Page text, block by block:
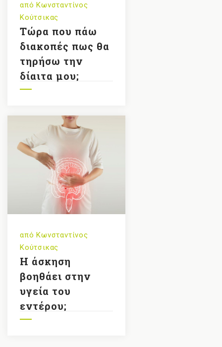
απόΚωνσταντίνος
Κούτσικας
Τώρα που πάω
διακοπές πως θα
τηρήσω την
δίαιτα μου;
απόΚωνσταντίνος
Κούτσικας
H άσκηση
βοηθάει στην
υγεία του
εντέρου;